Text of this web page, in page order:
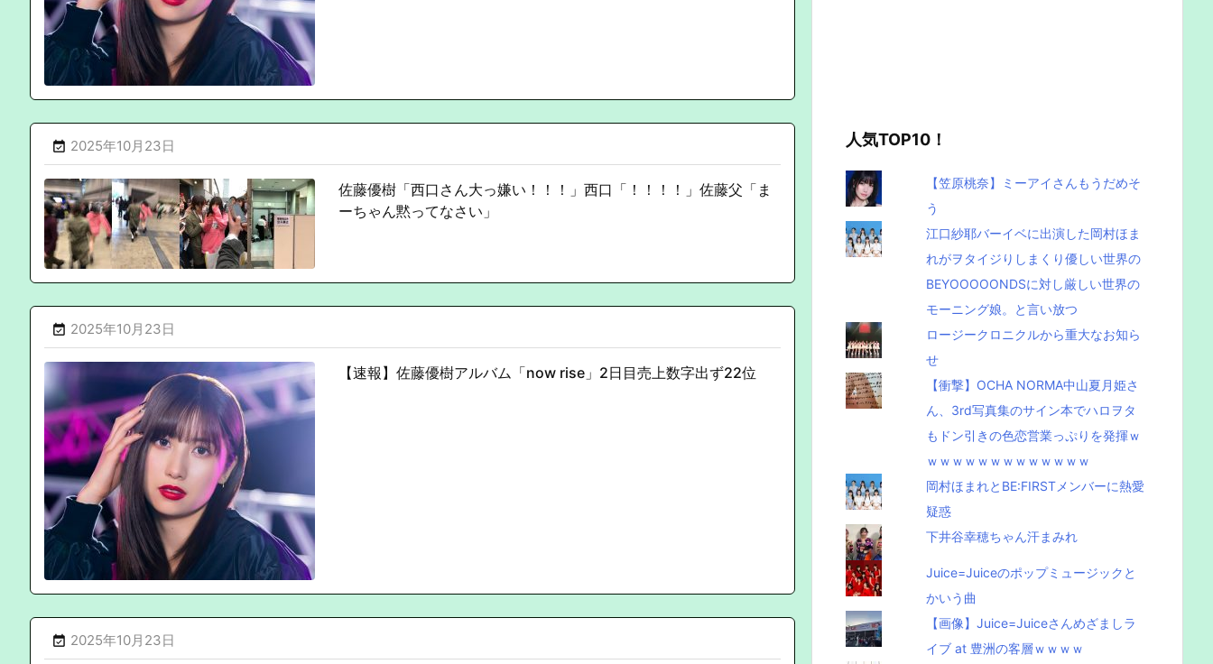
 2025年10月23日
佐藤優樹「西口さん大っ嫌い！！！」西口「！！！！」佐藤父「ま
ーちゃん黙ってなさい」
 2025年10月23日
【速報】佐藤優樹アルバム「now rise」2日目売上数字出ず22位
 2025年10月23日
人気TOP10！
【笠原桃奈】ミーアイさんもうだめそ
う
江口紗耶バーイベに出演した岡村ほま
れがヲタイジりしまくり優しい世界の
BEYOOOOONDSに対し厳しい世界の
モーニング娘。と言い放つ
ロージークロニクルから重大なお知ら
せ
【衝撃】OCHA NORMA中山夏月姫さ
ん、3rd写真集のサイン本でハロヲタ
もドン引きの色恋営業っぷりを発揮ｗ
ｗｗｗｗｗｗｗｗｗｗｗｗｗ
岡村ほまれとBE:FIRSTメンバーに熱愛
疑惑
下井谷幸穂ちゃん汗まみれ
Juice=Juiceのポップミュージックと
かいう曲
【画像】Juice=Juiceさんめざましラ
イブ at 豊洲の客層ｗｗｗｗ